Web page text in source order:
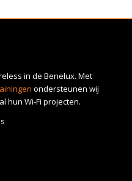
in de Benelux. Met
ondersteunen wij
hun Wi-Fi projecten.